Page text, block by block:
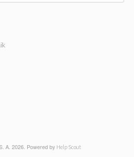
A. 2026. Powered by Help Scout